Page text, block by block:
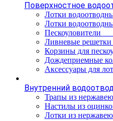
Поверхностное
Лотки
Лотки
Пескоуловители
Ливневые решетки
Корзины для
Дождеприемные
Аксессуары для
Внутренний
Трапы из
Настилы из
Лотки из